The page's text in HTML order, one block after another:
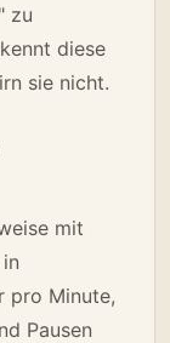
zu
diese
sie nicht.
mit
pro Minute,
Pausen